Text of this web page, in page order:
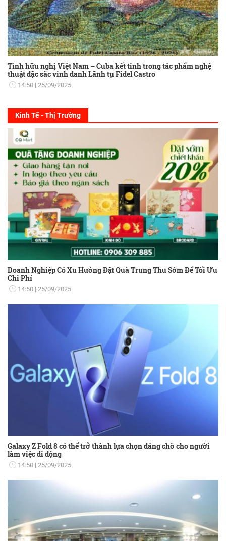
Tình hữu nghị Việt Nam – Cuba kết tinh trong tác phẩm nghệ
thuật đặc sắc vinh danh Lãnh tụ Fidel Castro
14:50 25/09/2025
Kinh Tế - Thị Trường
Doanh Nghiệp Có Xu Hướng Đặt Quà Trung Thu Sớm Để Tối Ưu
Chi Phí
14:50 25/09/2025
Galaxy Z Fold 8 có thể trở thành lựa chọn đáng chờ cho người
làm việc di động
14:50 25/09/2025